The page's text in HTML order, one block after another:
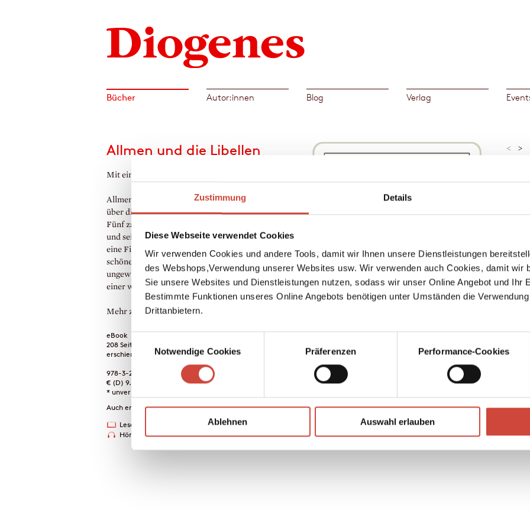
Zustimmung Details
Diese Webseite verwendet Cookies
Wir verwenden Cookies und andere Tools, damit wir Ihnen unsere Dienstleistungen
des Webshops,Verwendung unserer Websites usw. Wir verwenden auch Cookies, damit wir
Sie unsere Websites und Dienstleistungen nutzen, sodass wir unser Online Angebot und Ihr
Bestimmte Funktionen unseres Online Angebots benötigen unter Umständen die
Drittanbietern.
Notwendige Cookies
Präferenzen Performance-Cookies
Ablehnen Auswahl erlauben
Bücher Autor:innen Blog Verlag
Kaufen
Allmen und die Libellen
Mit einer Anmerkung des Autors
Allmen, eleganter Lebemann und Feingeist, ist
über die Jahre finanziell in die Bredouille geraten.
Fünf zauberhafte Jugendstil-Schalen bringen ihn
und sein Faktotum Carlos auf eine Geschäftsidee:
eine Firma für die Wiederbeschaffung von
schönen Dingen. Die Geburt eines
ungewöhnlichen Ermittlerduos und der Start
einer wunderbaren Krimiserie.
Mehr zum Inhalt
eBook
208 Seiten (Printausgabe)
erschienen am 27. März 2012
978-3-257-60056-8
€ (D) 9.99 / sFr 13.00* / € (A) 9.99
* unverb. Preisempfehlung
Auch erhältlich als
Leseprobe
Hörprobe
Drucken
< >
mal
mit